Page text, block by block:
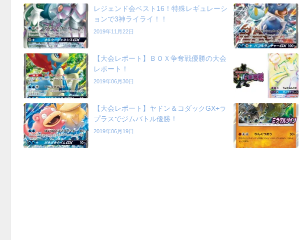
レジェンド会ベスト16！特殊レギュレーシ
ョンで3神ライライ！！
2019年11月22日
【大会レポート】ＢＯＸ争奪戦優勝の大会
レポート！
2019年06月30日
【大会レポート】ヤドン＆コダックGX+ラ
プラスでジムバトル優勝！
2019年06月19日